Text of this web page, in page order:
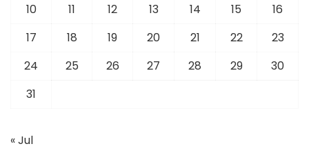
10
11 12 13 14 15
16
17
18 19 20 21 22
23
24
25 26 27 28 29
30
31
« Jul